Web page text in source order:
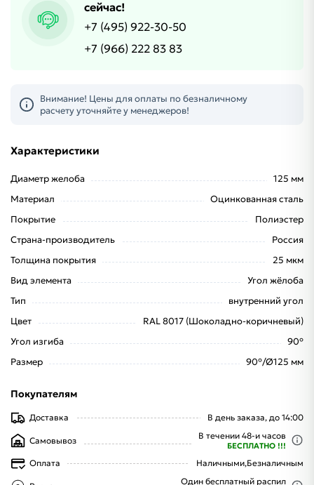
сейчас!
+7 (495) 922-30-50
+7 (966) 222 83 83
Внимание! Цены для оплаты по безналичному
расчету уточняйте у менеджеров!
Характеристики
Диаметр желоба
125 мм
Материал
Оцинкованная сталь
Покрытие
Полиэстер
Страна-производитель
Россия
Толщина покрытия
25 мкм
Вид элемента
Угол жёлоба
Тип
внутренний угол
Цвет
RAL 8017 (Шоколадно-коричневый)
Угол изгиба
90°
Размер
90°/Ø125 мм
Покупателям
Доставка В день заказа, до 14:00
Самовывоз В течении 48-и часов
БЕСПЛАТНО !!!
Оплата Наличными,Безналичным
Один бесплатный распил